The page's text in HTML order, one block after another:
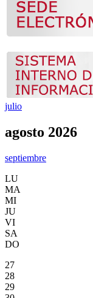
julio
agosto 2026
septiembre
LU
MA
MI
JU
VI
SA
DO
27
28
29